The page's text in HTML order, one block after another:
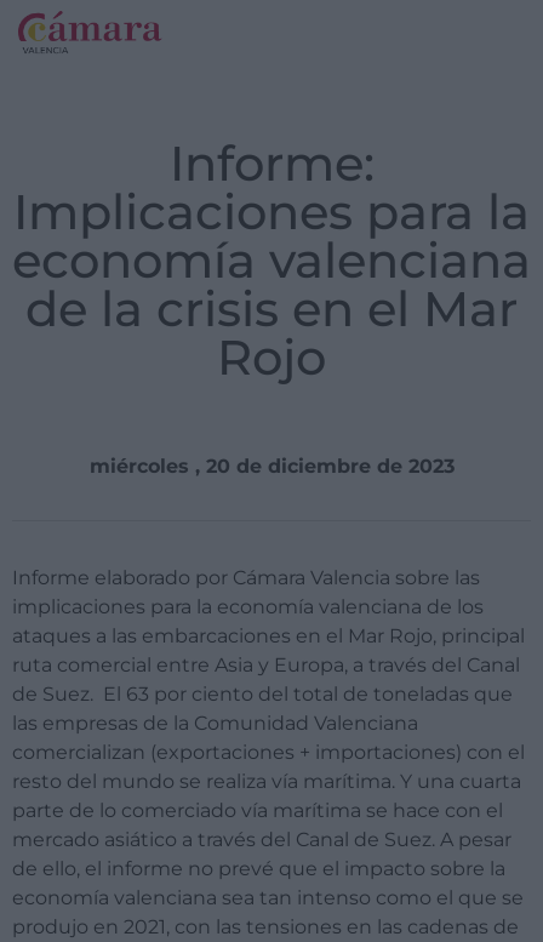
Informe:
Implicaciones para la
economía valenciana
de la crisis en el Mar
Rojo
miércoles , 20 de diciembre de 2023
Informe elaborado por Cámara Valencia sobre las
implicaciones para la economía valenciana de los
ataques a las embarcaciones en el Mar Rojo, principal
ruta comercial entre Asia y Europa, a través del Canal
de Suez. El 63 por ciento del total de toneladas que
las empresas de la Comunidad Valenciana
comercializan (exportaciones + importaciones) con el
resto del mundo se realiza vía marítima. Y una cuarta
parte de lo comerciado vía marítima se hace con el
mercado asiático a través del Canal de Suez. A pesar
de ello, el informe no prevé que el impacto sobre la
economía valenciana sea tan intenso como el que se
produjo en 2021, con las tensiones en las cadenas de